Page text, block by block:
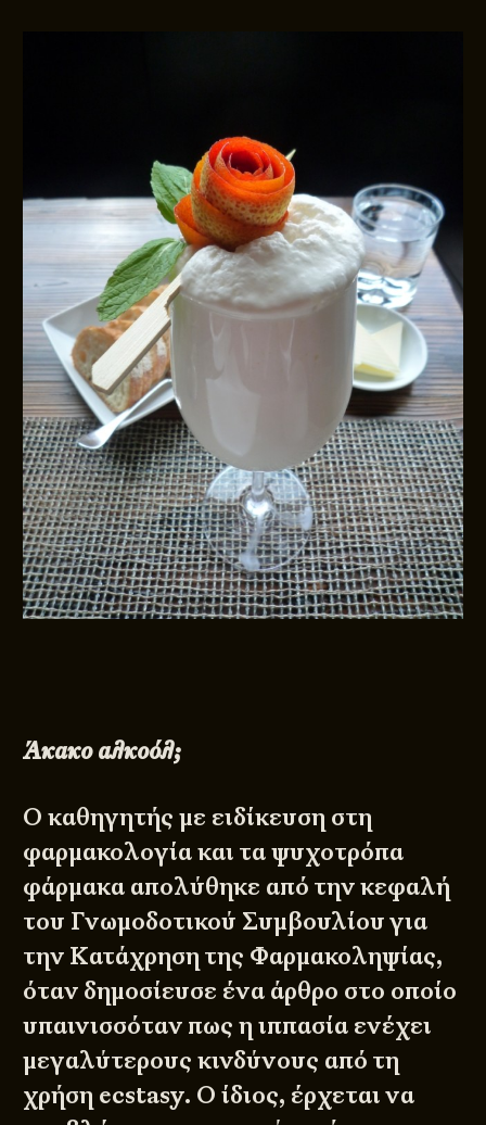
Άκακο αλκοόλ;
Ο καθηγητής με ειδίκευση στη
φαρμακολογία και τα ψυχοτρόπα
φάρμακα απολύθηκε από την κεφαλή
του Γνωμοδοτικού Συμβουλίου για
την Κατάχρηση της Φαρμακοληψίας,
όταν δημοσίευσε ένα άρθρο στο οποίο
υπαινισσόταν πως η ιππασία ενέχει
μεγαλύτερους κινδύνους από τη
χρήση ecstasy. Ο ίδιος, έρχεται να